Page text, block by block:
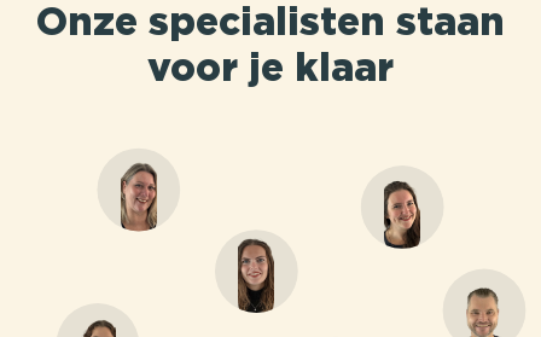
Onze specialisten staan
voor je klaar